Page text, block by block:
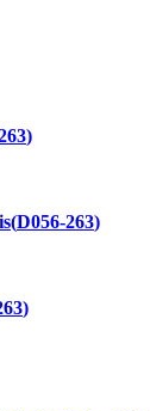
D056-263